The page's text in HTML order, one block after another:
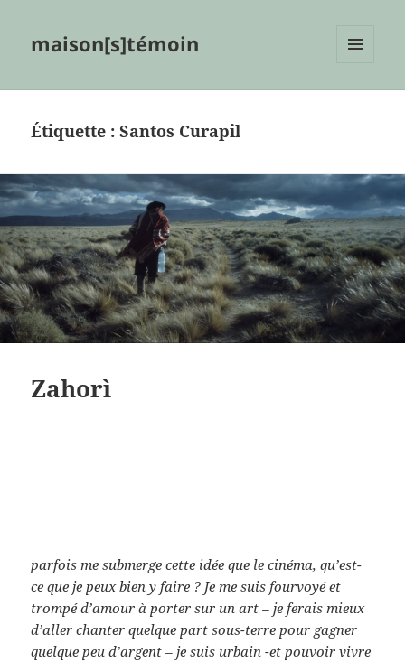
maison[s]témoin
Étiquette :Santos Curapil
Zahorì
parfois me submerge cette idée que le cinéma, qu’est-
ce que je peux bien y faire ? Je me suis fourvoyé et
trompé d’amour à porter sur un art – je ferais mieux
d’aller chanter quelque part sous-terre pour gagner
quelque peu d’argent – je suis urbain -et pouvoir vivre